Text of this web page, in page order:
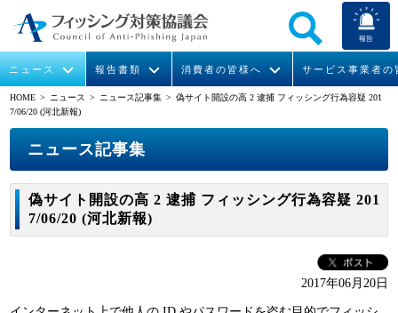
報告
ニュース
イベント
報告書類
月次報告書
消費者の皆様へ
フィッシングの報告
サービス事業者の
STOP. THINK. CONNECT.
運営委員紹介
HOME > ニュース > ニュース記事集 > 偽サイト開設の高 2 逮捕 フィッシング行為容疑 201
7/06/20 (河北新報)
ニュース記事集
偽サイト開設の高 2 逮捕 フィッシング行為容疑 201
7/06/20 (河北新報)
2017年06月20日